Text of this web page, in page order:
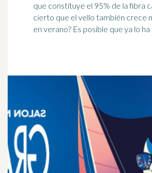
que constituye el 95% de lafibra
cierto que el vello también crece
en verano? Es posible que ya lo ha